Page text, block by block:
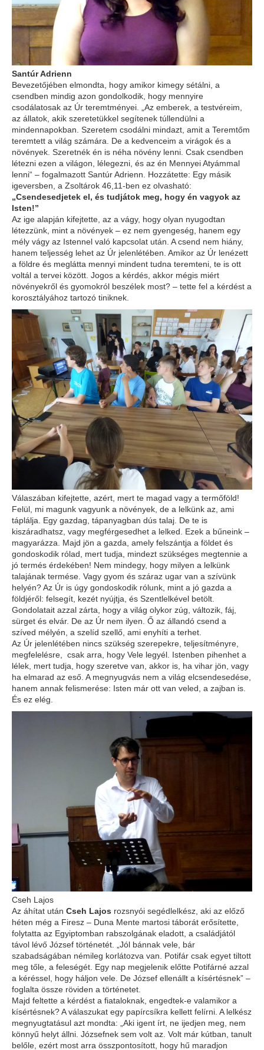
Santúr Adrienn
Bevezetőjében elmondta, hogy amikor kimegy sétálni, a
csendben mindig azon gondolkodik, hogy mennyire
csodálatosak az Úr teremtményei. „Az emberek, a testvéreim,
az állatok, akik szeretetükkel segítenek túllendülni a
mindennapokban. Szeretem csodálni mindazt, amit a Teremtőm
teremtett a világ számára. De a kedvenceim a virágok és a
növények. Szeretnék én is néha növény lenni. Csak csendben
létezni ezen a világon, lélegezni, és az én Mennyei Atyámmal
lenni“ – fogalmazott Santúr Adrienn. Hozzátette: Egy másik
igeversben, a Zsoltárok 46,11-ben ez olvasható:
„Csendesedjetek el, és tudjátok meg, hogy én vagyok az
Isten!”
Az ige alapján kifejtette, az a vágy, hogy olyan nyugodtan
létezzünk, mint a növények – ez nem gyengeség, hanem egy
mély vágy az Istennel való kapcsolat után. A csend nem hiány,
hanem teljesség lehet az Úr jelenlétében. Amikor az Úr lenézett
a földre és meglátta mennyi mindent tudna teremteni, te is ott
voltál a tervei között. Jogos a kérdés, akkor mégis miért
növényekről és gyomokról beszélek most? – tette fel a kérdést a
korosztályához tartozó tiniknek.
Válaszában kifejtette, azért, mert te magad vagy a termőföld!
Felül, mi magunk vagyunk a növények, de a lelkünk az, ami
táplálja. Egy gazdag, tápanyagban dús talaj. De te is
kiszáradhatsz, vagy megférgesedhet a lelked. Ezek a bűneink –
magyarázza. Majd jön a gazda, amely felszántja a földet és
gondoskodik rólad, mert tudja, mindezt szükséges megtennie a
jó termés érdekében! Nem mindegy, hogy milyen a lelkünk
talajának termése. Vagy gyom és száraz ugar van a szívünk
helyén? Az Úr is úgy gondoskodik rólunk, mint a jó gazda a
földjéről: felsegít, kezét nyújtja, és Szentlelkével betölt.
Gondolatait azzal zárta, hogy a világ olykor zúg, változik, fáj,
sürget és elvár. De az Úr nem ilyen. Ő az állandó csend a
szíved mélyén, a szelíd szellő, ami enyhíti a terhet.
Az Úr jelenlétében nincs szükség szerepekre, teljesítményre,
megfelelésre, csak arra, hogy Vele legyél. Istenben pihenhet a
lélek, mert tudja, hogy szeretve van, akkor is, ha vihar jön, vagy
ha elmarad az eső. A megnyugvás nem a világ elcsendesedése,
hanem annak felismerése: Isten már ott van veled, a zajban is.
És ez elég.
Cseh Lajos
Az áhítat után Cseh Lajos rozsnyói segédlelkész, aki az előző
héten még a Firesz – Duna Mente martosi táborát erősítette,
folytatta az Egyiptomban rabszolgának eladott, a családjától
távol lévő József történetét. „Jól bánnak vele, bár
szabadságában némileg korlátozva van. Potifár csak egyet tiltott
meg tőle, a feleségét. Egy nap megjelenik előtte Potifárné azzal
a kéréssel, hogy háljon vele. De József ellenállt a kísértésnek” –
foglalta össze röviden a történetet.
Majd feltette a kérdést a fiataloknak, engedtek-e valamikor a
kísértésnek? A válaszukat egy papírcsíkra kellett felírni. A lelkész
megnyugtatásul azt mondta: „Aki igent írt, ne ijedjen meg, nem
könnyű helyt állni. Józsefnek sem volt az. Volt már kútban, tanult
belőle, ezért most arra összpontosított, hogy hű maradjon